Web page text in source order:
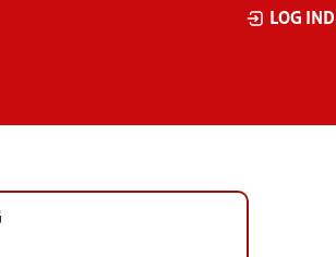
LOG IND